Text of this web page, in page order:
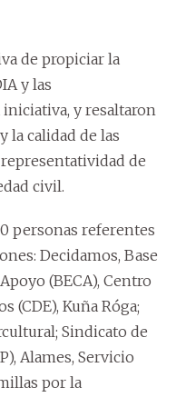
de propiciar la
y las
y resaltaron
la calidad de las
de
civil.
personas referentes
Decidamos, Base
(BECA), Centro
(CDE), Kuña Róga;
Sindicato de
Alames, Servicio
por la